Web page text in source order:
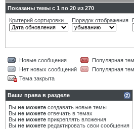
Показаны темы с 1 по 20 из 270
Критерий сортировки
Порядок отображения
Новые сообщения
Популярная
Нет новых сообщений
Популярная
Тема закрыта
Ваши права в разделе
Вы не можете создавать новые темы
Вы не можете отвечать в темах
Вы не можете прикреплять вложения
Вы не можете редактировать свои сообщения